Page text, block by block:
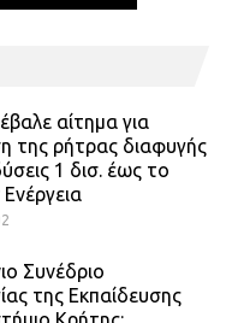
αίτημα για
της ρήτρας διαφυγής
1 δισ. έως το
Συνέδριο
της Εκπαίδευσης